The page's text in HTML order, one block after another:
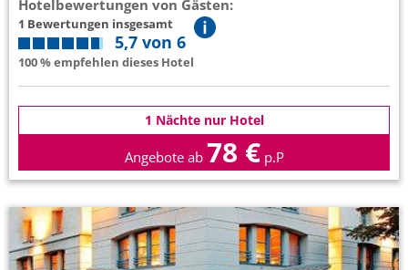
Hotelbewertungen von Gästen:
1 Bewertungen insgesamt
5,7 von 6
100 % empfehlen dieses Hotel
1 Nächte nur Hotel
Angebote ab 78 € p.P